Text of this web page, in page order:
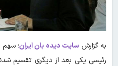
به گزارش سایت دیده بان ایران؛
رئیسی یکی بعد از دیگری تقسیم